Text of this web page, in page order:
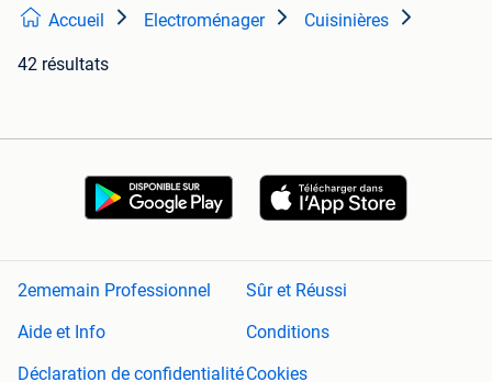
Accueil Electroménager Cuisinières
42 résultats
2ememain Professionnel
Sûr et Réussi
Aide et Info
Conditions
Déclaration de confidentialitéCookies